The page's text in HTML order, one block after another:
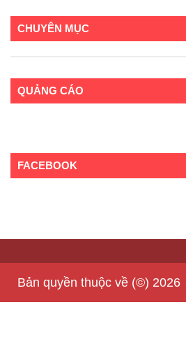
CHUYÊN MỤC
QUẢNG CÁO
FACEBOOK
Bản quyền thuộc về (©) 2026